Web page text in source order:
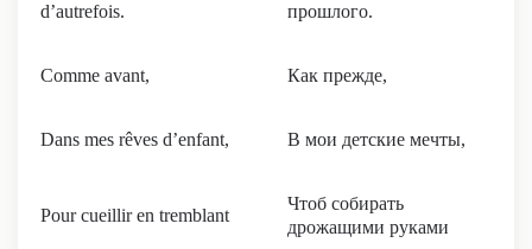
d’autrefois.
прошлого.
Comme avant, Как прежде,
Dans mes rêves d’enfant, В мои детские мечты,
Pour cueillir en tremblant
Чтоб собирать
дрожащими руками